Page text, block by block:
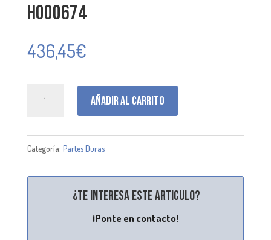
H000674
436,45€
Añadir al carrito
Categoría: Partes Duras
¿Te interesa este articulo?
¡Ponte en contacto!